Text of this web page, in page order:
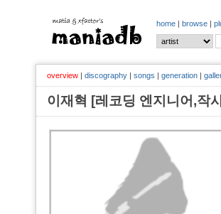
home | browse |
overview | discography | songs | generation |
이재혁 [레코딩 엔지니어,작